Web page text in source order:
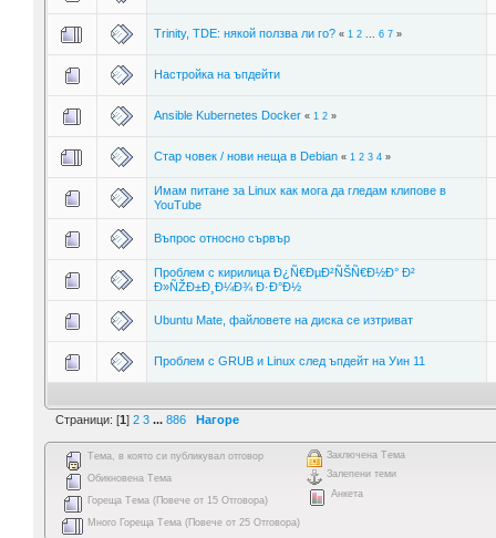
Trinity, TDE: някой ползва ли го? « 1 2... 6 7»
Настройка на ъпдейти
Ansible Kubernetes Docker « 1 2»
Стар човек / нови неща в Debian « 1 2 3 4»
Имам питане за Linux как мога да гледам клипове в
YouTube
Въпрос относно сървър
Проблем с кирилица Ð¿Ñ€ÐµÐ²ÑŠÑ€Ð½Ð° Ð²
Ð»ÑŽÐ±Ð¸Ð¼Ð¾ Ð·Ð°Ð½
Ubuntu Mate, файловете на диска се изтриват
Проблем с GRUB и Linux след ъпдейт на Уин 11
Страници: [1] 2 3 ... 886 Нагоре
Тема, в която си публикувал отговор
Обикновена Тема
Гореща Тема (Повече от 15 Отговора)
Много Гореща Тема (Повече от 25 Отговора)
Заключена Тема
Залепени теми
Анкета